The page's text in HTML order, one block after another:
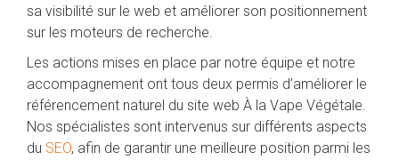
sa visibilité sur le web et améliorer son positionnement
sur les moteurs de recherche.
Les actions mises en place par notre équipe et notre
accompagnement ont tous deux permis d’améliorer le
référencement naturel du site web À la Vape Végétale.
Nos spécialistes sont intervenus sur différents aspects
du SEO, afin de garantir une meilleure position parmi les